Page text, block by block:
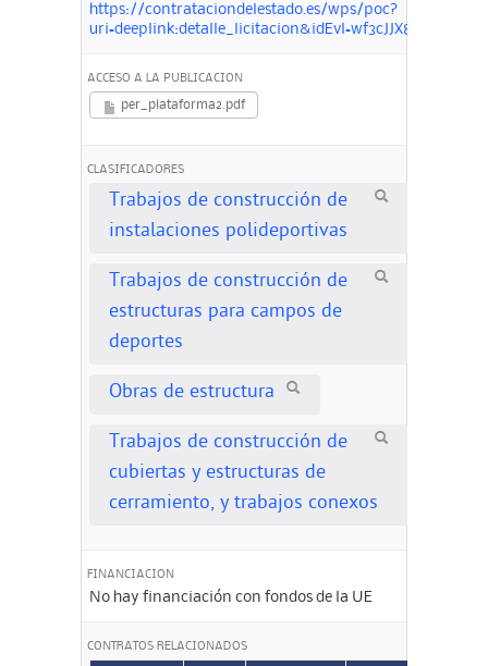
https://contrataciondelestado.es/wps/poc?
ACCESO A LA PUBLICACION
per_plataforma2.pdf
CLASIFICADORES
Trabajos de construcción de
instalaciones polideportivas
Trabajos de construcción de
estructuras para campos de
deportes
Obras de estructura
Trabajos de construcción de
cubiertas y estructuras de
cerramiento, y trabajos conexos
FINANCIACION
No hay financiación con fondos de la UE
CONTRATOS RELACIONADOS